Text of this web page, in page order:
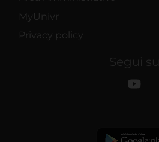
MyUnivr
Privacy policy
Segui su